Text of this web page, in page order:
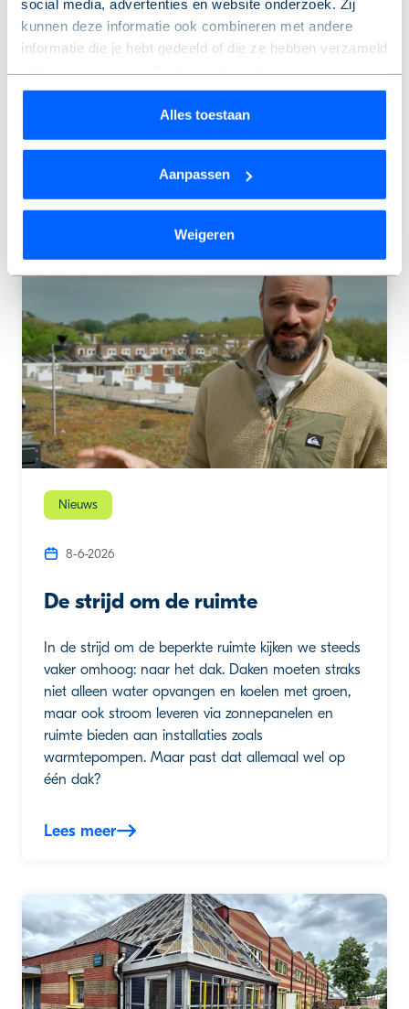
social media, advertenties en website onderzoek. Zij
kunnen deze informatie ook combineren met andere
informatie die je hebt gedeeld of die ze hebben verzameld
Wil je je keuze aanpassen of je toestemming intrekken?
Dat kan op elk moment via de link ‘cookieverklaring’
We werken samen met9 derdendie uw gegevens
Alles toestaan
Aanpassen
Weigeren
De draagvlakmeting voor de aanpak van vijf flats
in de Amsterdamse Molenwijk is succesvol
plan van woningcorporatie de Alliantie. Daarmee
kunnen de onderhoudswerkzaamheden én
Nieuws
8-6-2026
De strijd om de ruimte
In de strijd om de beperkte ruimte kijken we steeds
vaker omhoog: naar het dak. Daken moeten straks
niet alleen water opvangen en koelen met groen,
maar ook stroom leveren via zonnepanelen en
ruimte bieden aan installaties zoals
warmtepompen. Maar past dat allemaal wel op
één dak?
Lees meer